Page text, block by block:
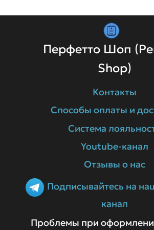
Перфетто Шоп
Shop)
Контакты
Способы оплаты и
Система
Youtube-канал
Отзывы о нас
Подписывайтесь на
канал
Проблемы при